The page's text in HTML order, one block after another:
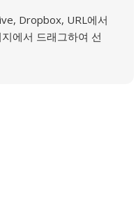
Dropbox, URL에서
에서 드래그하여 선